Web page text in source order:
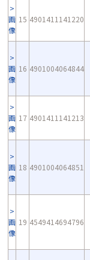
画
像
15 4901411141220
画
像
16 4901004064844
画
像
17 4901411141213
画
像
18 4901004064851
画
像
19 4549414694796